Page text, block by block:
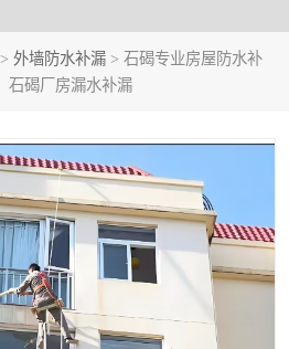
> 外墙防水补漏 > 石碣专业房屋防水补
石碣厂房漏水补漏